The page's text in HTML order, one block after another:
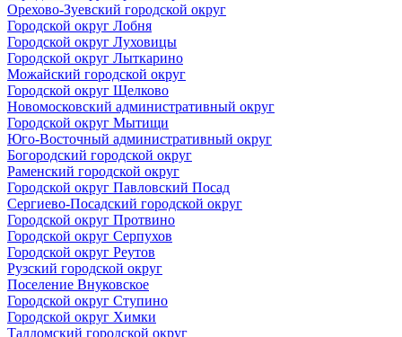
Орехово-Зуевский городской округ
Городской округ Лобня
Городской округ Луховицы
Городской округ Лыткарино
Можайский городской округ
Городской округ Щелково
Новомосковский административный округ
Городской округ Мытищи
Юго-Восточный административный округ
Богородский городской округ
Раменский городской округ
Городской округ Павловский Посад
Сергиево-Посадский городской округ
Городской округ Протвино
Городской округ Серпухов
Городской округ Реутов
Рузский городской округ
Поселение Внуковское
Городской округ Ступино
Городской округ Химки
Талдомский городской округ